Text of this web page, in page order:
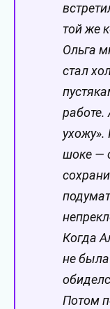
той же
Ольга
стал
работе.
шоке —
Когда
не
Потом